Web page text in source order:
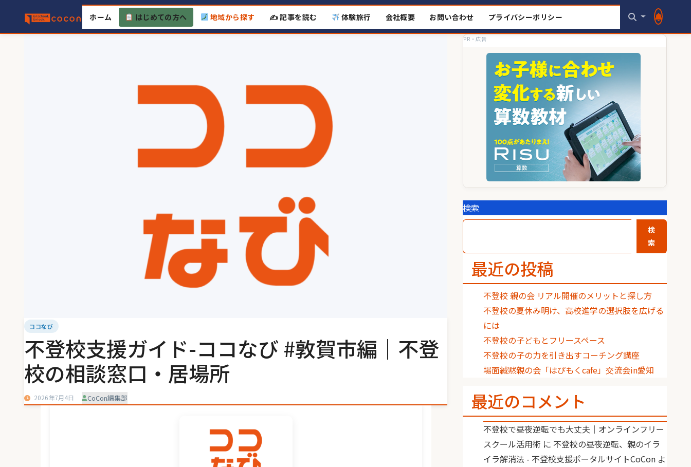
content
ホーム はじめての方へ 地域から探す ✍️ 記事を読む 体験旅行 会社概要 お問い合わせ プライバシーポリシー
ココなび
不登校支援ガイド-ココなび #敦賀市編｜不登
校の相談窓口・居場所
2026年7月4日 CoCon編集部
PR・広告
検索
検
索
最近の投稿
不登校 親の会 リアル開催のメリットと探し方
不登校の夏休み明け、高校進学の選択肢を広げる
には
不登校の子どもとフリースペース
不登校の子の力を引き出すコーチング講座
場面緘黙親の会「はぴもくcafe」交流会in愛知
最近のコメント
不登校で昼夜逆転でも大丈夫｜オンラインフリー
スクール活用術 に 不登校の昼夜逆転、親のイラ
イラ解消法 - 不登校支援ポータルサイトCoCon よ